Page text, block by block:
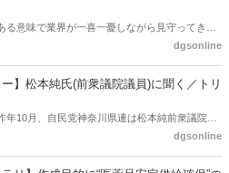
能に関するワーキンググループ」に参考人とし
ジマ薬局（長野県上田市）開設者である飯島裕
る意味で業界が一喜一憂しながら見守ってきた
・安定供給実現に向けた総合対策に関する有識
。ドラビズon-lineでは検討会を総括する目的で
振興・医療情報企画課長（医薬産業振興・医療
・セルフメディケーション推進室長併任）安藤
名誉教授の三村優美子氏、 日本保険薬局協会医
dgsonline
ー】松本純氏(前衆議院議員)に聞く／トリ
年10月、自民党神奈川県連は松本純前衆議院議
区」（横浜市中区・磯子区・金沢区）の支部長
。薬剤師に関わる政策に広く・深く関わってき
dgsonline